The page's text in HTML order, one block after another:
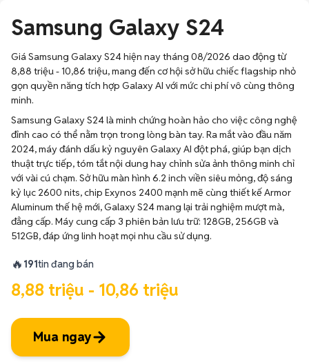
Samsung Galaxy S24
Giá Samsung Galaxy S24 hiện nay tháng 08/2026 dao động từ
8,88 triệu - 10,86 triệu, mang đến cơ hội sở hữu chiếc flagship nhỏ
gọn quyền năng tích hợp Galaxy AI với mức chi phí vô cùng thông
minh.
Samsung Galaxy S24 là minh chứng hoàn hảo cho việc công nghệ
đỉnh cao có thể nằm trọn trong lòng bàn tay. Ra mắt vào đầu năm
2024, máy đánh dấu kỷ nguyên Galaxy AI đột phá, giúp bạn dịch
thuật trực tiếp, tóm tắt nội dung hay chỉnh sửa ảnh thông minh chỉ
với vài cú chạm. Sở hữu màn hình 6.2 inch viền siêu mỏng, độ sáng
kỷ lục 2600 nits, chip Exynos 2400 mạnh mẽ cùng thiết kế Armor
Aluminum thế hệ mới, Galaxy S24 mang lại trải nghiệm mượt mà,
đẳng cấp. Máy cung cấp 3 phiên bản lưu trữ: 128GB, 256GB và
512GB, đáp ứng linh hoạt mọi nhu cầu sử dụng.
🔥 191tin đang bán
8,88 triệu - 10,86 triệu
Mua ngay